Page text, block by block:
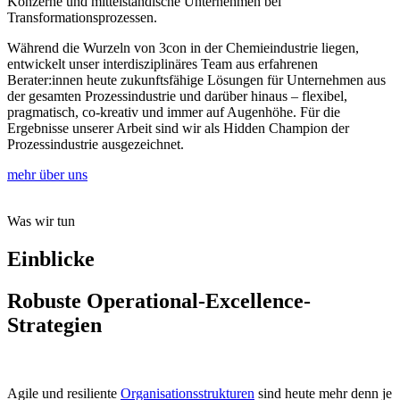
Transformationsprozessen.
Während die Wurzeln von 3con in der Chemieindustrie liegen,
entwickelt unser interdisziplinäres Team aus erfahrenen
Berater:innen heute zukunftsfähige Lösungen für Unternehmen aus
der gesamten Prozessindustrie und darüber hinaus – flexibel,
pragmatisch, co-kreativ und immer auf Augenhöhe. Für die
Ergebnisse unserer Arbeit sind wir als Hidden Champion der
Prozessindustrie ausgezeichnet.
mehr über uns
Was wir tun
Einblicke
Robuste Operational-Excellence-
Strategien
Agile und resiliente Organisationsstrukturen sind heute mehr denn je